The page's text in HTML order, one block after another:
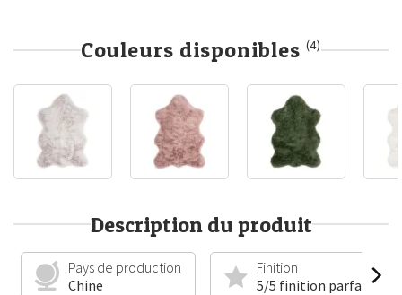
Couleurs disponibles (4)
Description du produit
Pays de production
Chine
Finition
5/5 finition parfaite